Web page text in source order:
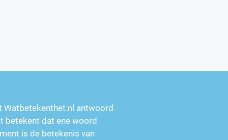
Watbetekenthet.nl antwoord
betekent dat ene woord
is de betekenis van